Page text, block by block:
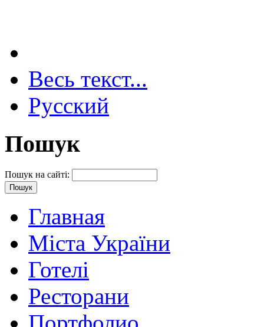
Весь текст...
Русский
Пошук
Пошук на сайті:
Главная
Міста України
Готелі
Ресторани